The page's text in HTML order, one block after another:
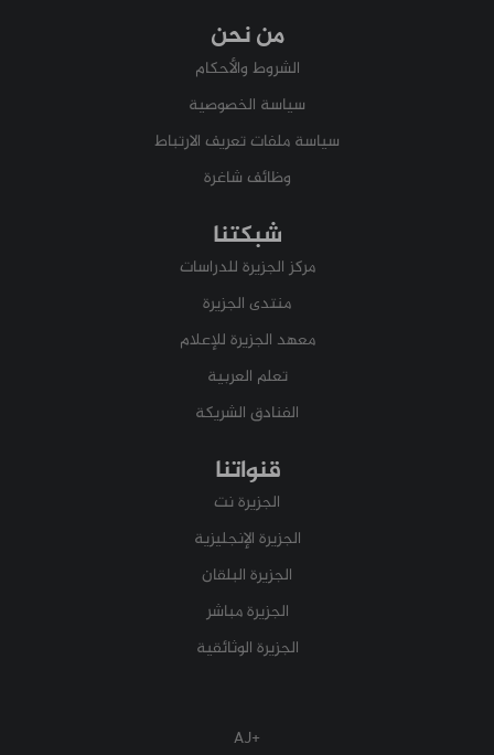
من نحن
الشروط والأحكام
سياسة الخصوصية
سياسة ملفات تعريف الارتباط
وظائف شاغرة
شبكتنا
مركز الجزيرة للدراسات
منتدى الجزيرة
معهد الجزيرة للإعلام
تعلم العربية
الفنادق الشريكة
قنواتنا
الجزيرة نت
الجزيرة الإنجليزية
الجزيرة البلقان
الجزيرة مباشر
الجزيرة الوثائقية
+AJ